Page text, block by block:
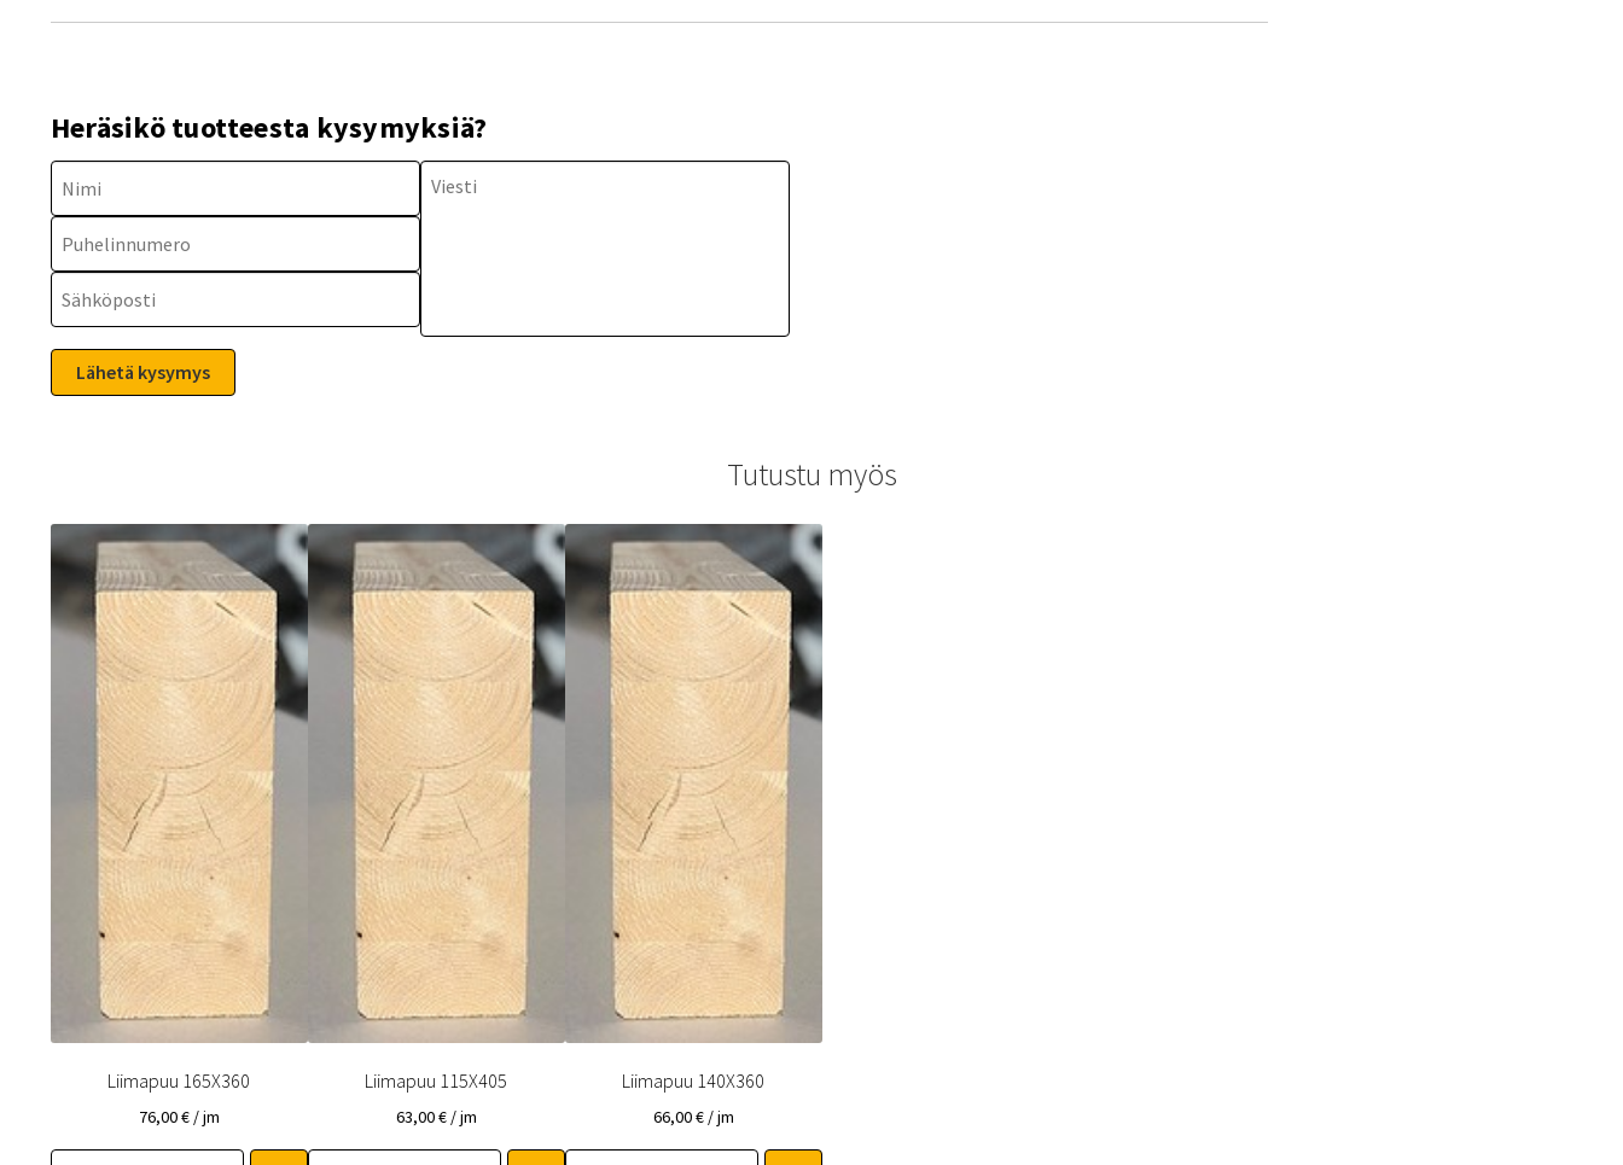
Heräsikö tuotteesta kysymyksiä?
Tutustu myös
Liimapuu 165X360
76,00€ / jm
Liimapuu 115X405
63,00€ / jm
Liimapuu 140X360
66,00€ / jm